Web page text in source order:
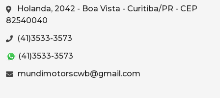
Holanda, 2042 - Boa Vista - Curitiba/PR - CEP
82540040
(41)3533-3573
(41)3533-3573
mundimotorscwb@gmail.com